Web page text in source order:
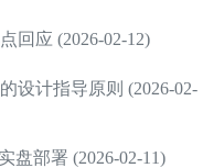
回应 (2026-02-12)
设计指导原则 (2026-02-
盘部署 (2026-02-11)